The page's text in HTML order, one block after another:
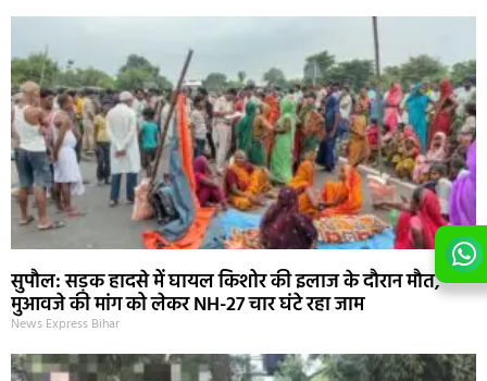
सुपौल: सड़क हादसे में घायल किशोर की इलाज के दौरान मौत,
मुआवजे की मांग को लेकर NH-27 चार घंटे रहा जाम
News Express Bihar